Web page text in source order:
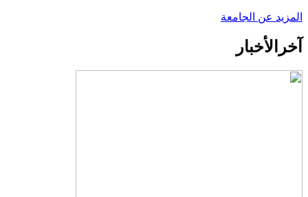
المزيد عن الجامعة
آخر الأخبار